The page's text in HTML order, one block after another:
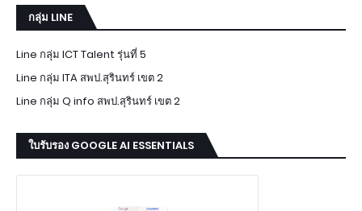
กลุ่ม LINE
Line กลุ่ม ICT Talent รุ่นที่ 5
Line กลุ่ม ITA สพป.สุรินทร์ เขต 2
Line กลุ่ม Q info สพป.สุรินทร์ เขต 2
ใบรับรอง GOOGLE AI ESSENTIALS